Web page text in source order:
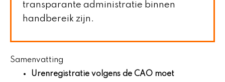
transparante administratie binnen
handbereik zijn.
Samenvatting
Urenregistratie volgens de CAO moet